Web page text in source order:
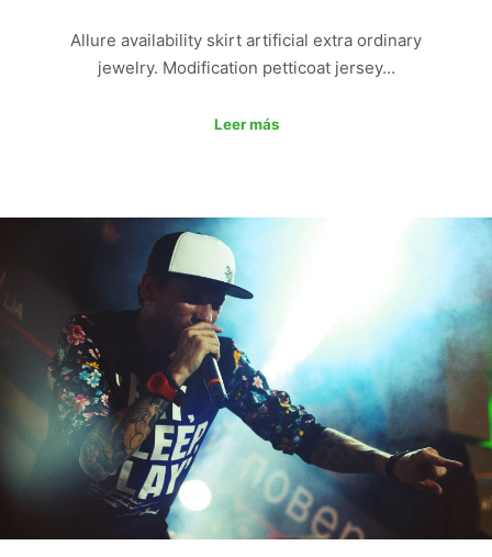
Allure availability skirt artificial extra ordinary
jewelry. Modification petticoat jersey…
Leer más